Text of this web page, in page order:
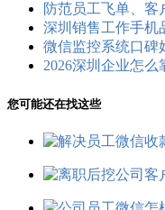
防范员工飞单、
深圳销售工作手机
微信监控系统口碑
2026深圳企业怎么
您可能还在找这些